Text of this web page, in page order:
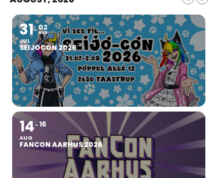
31
JUL
02
AUG
SEIJOCON 2026
14
AUG
16
FANCON AARHUS 2026